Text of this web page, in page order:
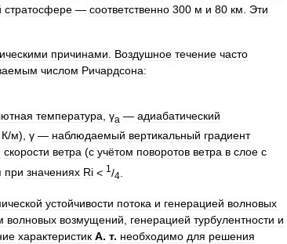
стратосфере — соответственно 300 м и 80 км
Эти
причинами Воздушное течение часто
числом Ричардсона:
температура γa — адиабатический
К/м), γ — наблюдаемый вертикальный градиент
скорости ветра (с учётом поворотов ветра в слое с
при значениях Ri < 1 /4
устойчивости потока и генерацией волновых
волновых возмущений, генерацией турбулентности и
характеристик А. т. необходимо для решения